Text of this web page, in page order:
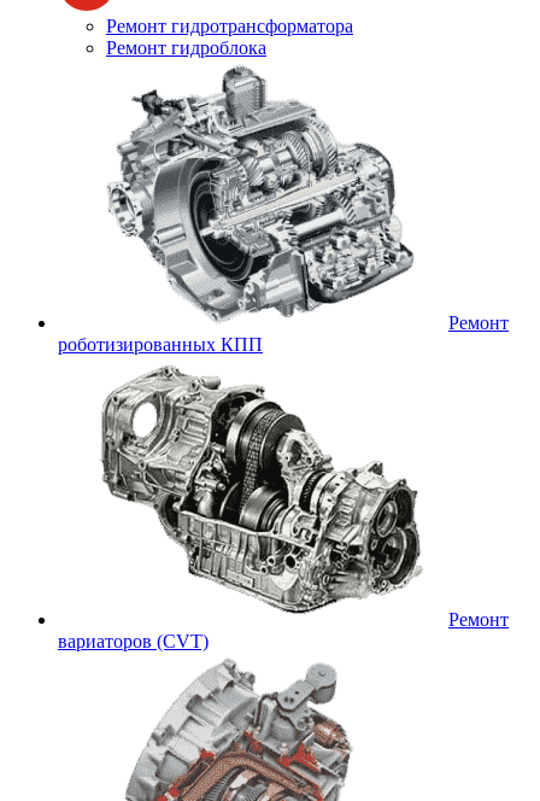
Ремонт гидротрансформатора
Ремонт гидроблока
Ремонт
роботизированных КПП
Ремонт
вариаторов (CVT)